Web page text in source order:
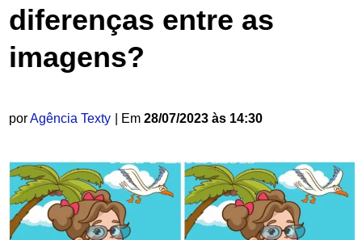
diferenças entre as
imagens?
porAgência Texty | Em 28/07/2023 às 14:30